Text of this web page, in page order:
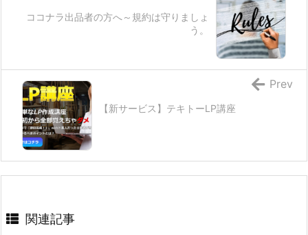
ココナラ出品者の方へ～規約は守りましょ
う。
【新サービス】テキトーLP講座
Prev
関連記事